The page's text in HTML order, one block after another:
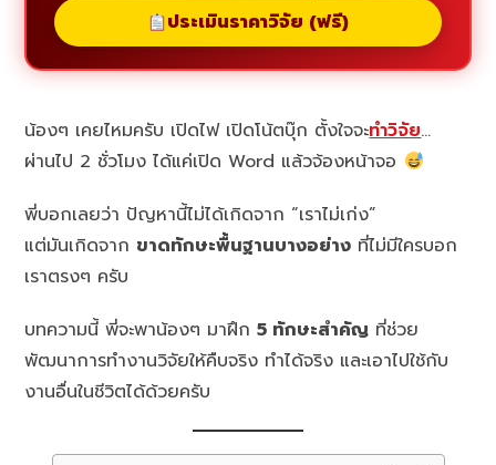
ประเมินราคาวิจัย (ฟรี)
น้องๆ เคยไหมครับ เปิดไฟ เปิดโน้ตบุ๊ก ตั้งใจจะทำวิจัย…
ผ่านไป 2 ชั่วโมง ได้แค่เปิด Word แล้วจ้องหน้าจอ
พี่บอกเลยว่า ปัญหานี้ไม่ได้เกิดจาก “เราไม่เก่ง”
แต่มันเกิดจาก ขาดทักษะพื้นฐานบางอย่าง ที่ไม่มีใครบอก
เราตรงๆ ครับ
บทความนี้ พี่จะพาน้องๆ มาฝึก5 ทักษะสำคัญ ที่ช่วย
พัฒนาการทำงานวิจัยให้คืบจริง ทำได้จริง และเอาไปใช้กับ
งานอื่นในชีวิตได้ด้วยครับ